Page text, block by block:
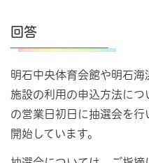
回答
明石中央体育会館や明石
施設の利用の申込方法に
の営業日初日に抽選会を
開始しています。